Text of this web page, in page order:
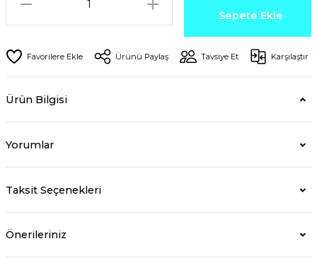
Sepete Ekle
Ürünü Paylaş Tavsiye Et Karşılaştır
Ürün Bilgisi
Yorumlar
Taksit Seçenekleri
Önerileriniz